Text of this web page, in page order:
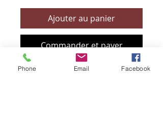
Ajouter au panier
Commander et payer
Phone Email Facebook